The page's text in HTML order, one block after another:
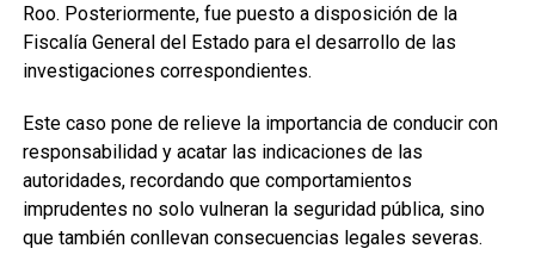
Roo. Posteriormente, fue puesto a disposición de la
Fiscalía General del Estado para el desarrollo de las
investigaciones correspondientes.
Este caso pone de relieve la importancia de conducir con
responsabilidad y acatar las indicaciones de las
autoridades, recordando que comportamientos
imprudentes no solo vulneran la seguridad pública, sino
que también conllevan consecuencias legales severas.